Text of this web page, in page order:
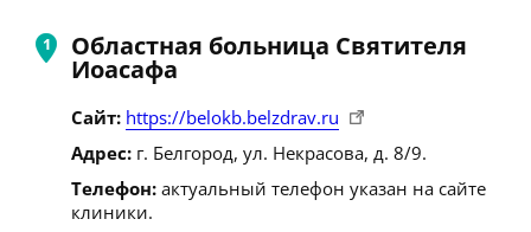
Областная больница Святителя
Иоасафа
Сайт: https://belokb.belzdrav.ru
Адрес: г. Белгород, ул. Некрасова, д. 8/9.
Телефон: актуальный телефон указан на сайте
клиники.